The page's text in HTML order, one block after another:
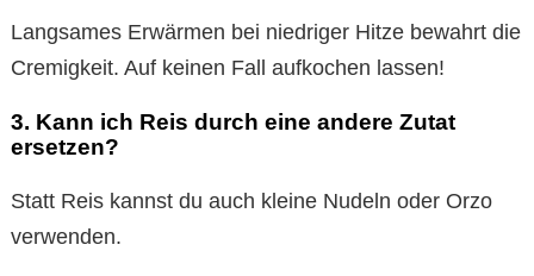
Langsames Erwärmen bei niedriger Hitze bewahrt die
Cremigkeit. Auf keinen Fall aufkochen lassen!
3. Kann ich Reis durch eine andere Zutat
ersetzen?
Statt Reis kannst du auch kleine Nudeln oder Orzo
verwenden.